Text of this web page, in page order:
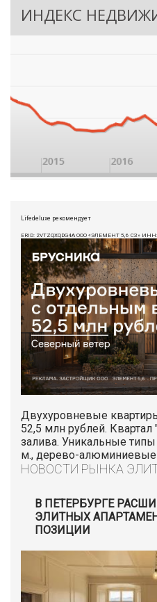
ИНДЕКС
Lifedeluxe рекомендует
ERID: 2VTZQXQDG4A ООО «ЭЛЕМЕНТ 5,6 СЗ»
Двухуровневые
52,5 млн рублей.
залива. Уникальные типы
м., дерево-алюминиевые
НОВОСТИ РЫНКА
В ПЕТЕРБУРГЕ
ЭЛИТНЫХ
ПОЗИЦИИ